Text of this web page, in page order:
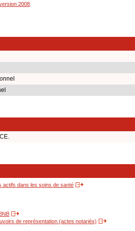
2008
actifs dans les soins de santé
de représentation (actes notariés)